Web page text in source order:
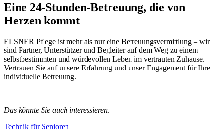
Eine 24-Stunden-Betreuung, die von
Herzen kommt
ELSNER Pflege ist mehr als nur eine Betreuungsvermittlung – wir
sind Partner, Unterstützer und Begleiter auf dem Weg zu einem
selbstbestimmten und würdevollen Leben im vertrauten Zuhause.
Vertrauen Sie auf unsere Erfahrung und unser Engagement für Ihre
individuelle Betreuung.
Das könnte Sie auch interessieren:
Technik für Senioren